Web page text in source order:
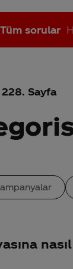
Tüm sorular
İsrail malı mı
228. Sayfa